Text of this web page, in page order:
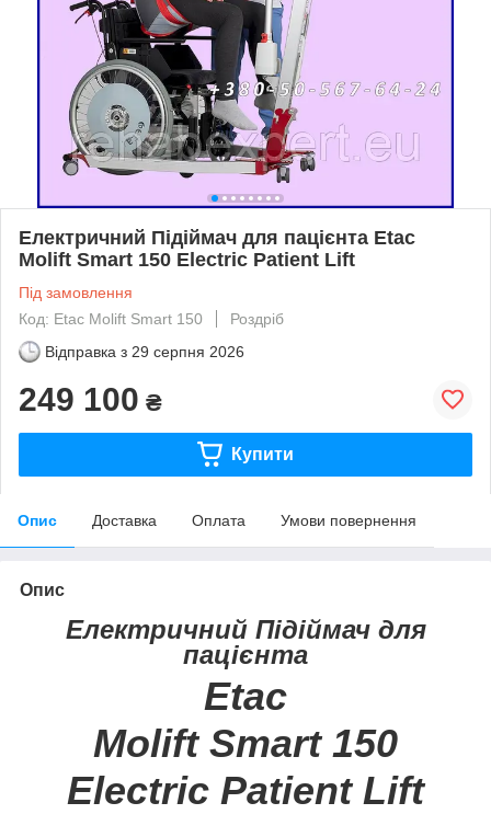
Електричний Підіймач для пацієнта Etac
Molift Smart 150 Electric Patient Lift
Під замовлення
Код: Etac Molift Smart 150
Роздріб
Відправка з 29 серпня 2026
249 100 ₴
Купити
Опис Доставка Оплата Умови повернення
Опис
Електричний Підіймач для
пацієнта
Etac
Molift Smart 150
Electric Patient Lift